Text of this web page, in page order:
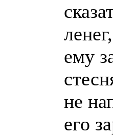
ему
не
его